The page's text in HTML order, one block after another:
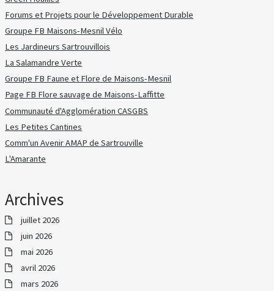
Forums et Projets pour le Développement Durable
Groupe FB Maisons-Mesnil Vélo
Les Jardineurs Sartrouvillois
La Salamandre Verte
Groupe FB Faune et Flore de Maisons-Mesnil
Page FB Flore sauvage de Maisons-Laffitte
Communauté d'Agglomération CASGBS
Les Petites Cantines
Comm'un Avenir AMAP de Sartrouville
L'Amarante
Archives
juillet 2026
juin 2026
mai 2026
avril 2026
mars 2026